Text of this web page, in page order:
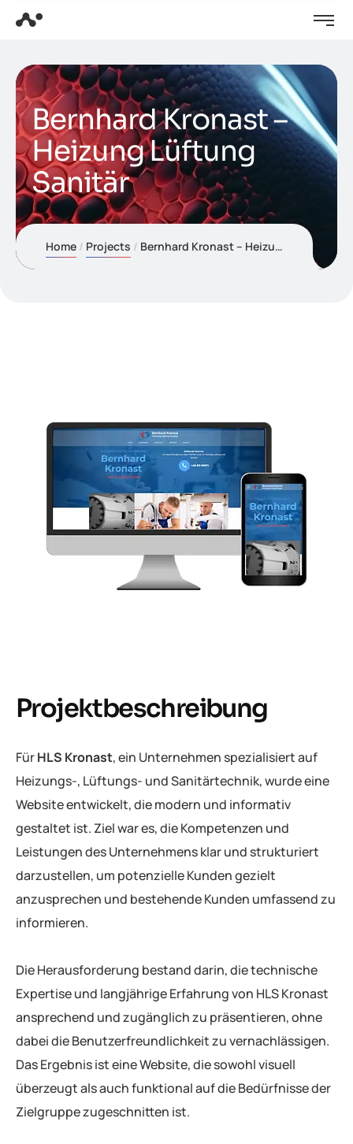
Bernhard Kronast –
Heizung Lüftung
Sanitär
Home Projects Bernhard Kronast – Heizung Lüftung Sanitär
Projektbeschreibung
FürHLS Kronast, ein Unternehmen spezialisiert auf
Heizungs-, Lüftungs- und Sanitärtechnik, wurde eine
Website entwickelt, die modern und informativ
gestaltet ist. Ziel war es, die Kompetenzen und
Leistungen des Unternehmens klar und strukturiert
darzustellen, um potenzielle Kunden gezielt
anzusprechen und bestehende Kunden umfassend zu
informieren.
Die Herausforderung bestand darin, die technische
Expertise und langjährige Erfahrung von HLS Kronast
ansprechend und zugänglich zu präsentieren, ohne
dabei die Benutzerfreundlichkeit zu vernachlässigen.
Das Ergebnis ist eine Website, die sowohl visuell
überzeugt als auch funktional auf die Bedürfnisse der
Zielgruppe zugeschnitten ist.